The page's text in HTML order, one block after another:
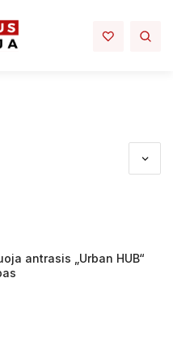
antrasis „Urban HUB“